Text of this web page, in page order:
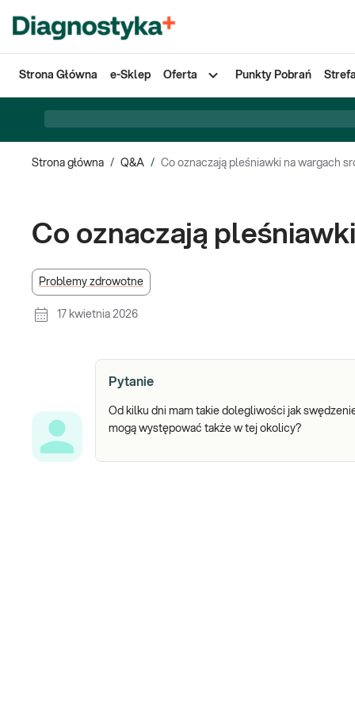
Strona Główna e-Sklep Oferta Punkty Pobrań
Strona główna / Q&A / Co oznaczają pleśniawki na wargach
Co oznaczają
Problemy zdrowotne
17 kwietnia 2026
Pytanie
Od kilku dni mam takie dolegliwości jak
mogą występować także w tej okolicy?